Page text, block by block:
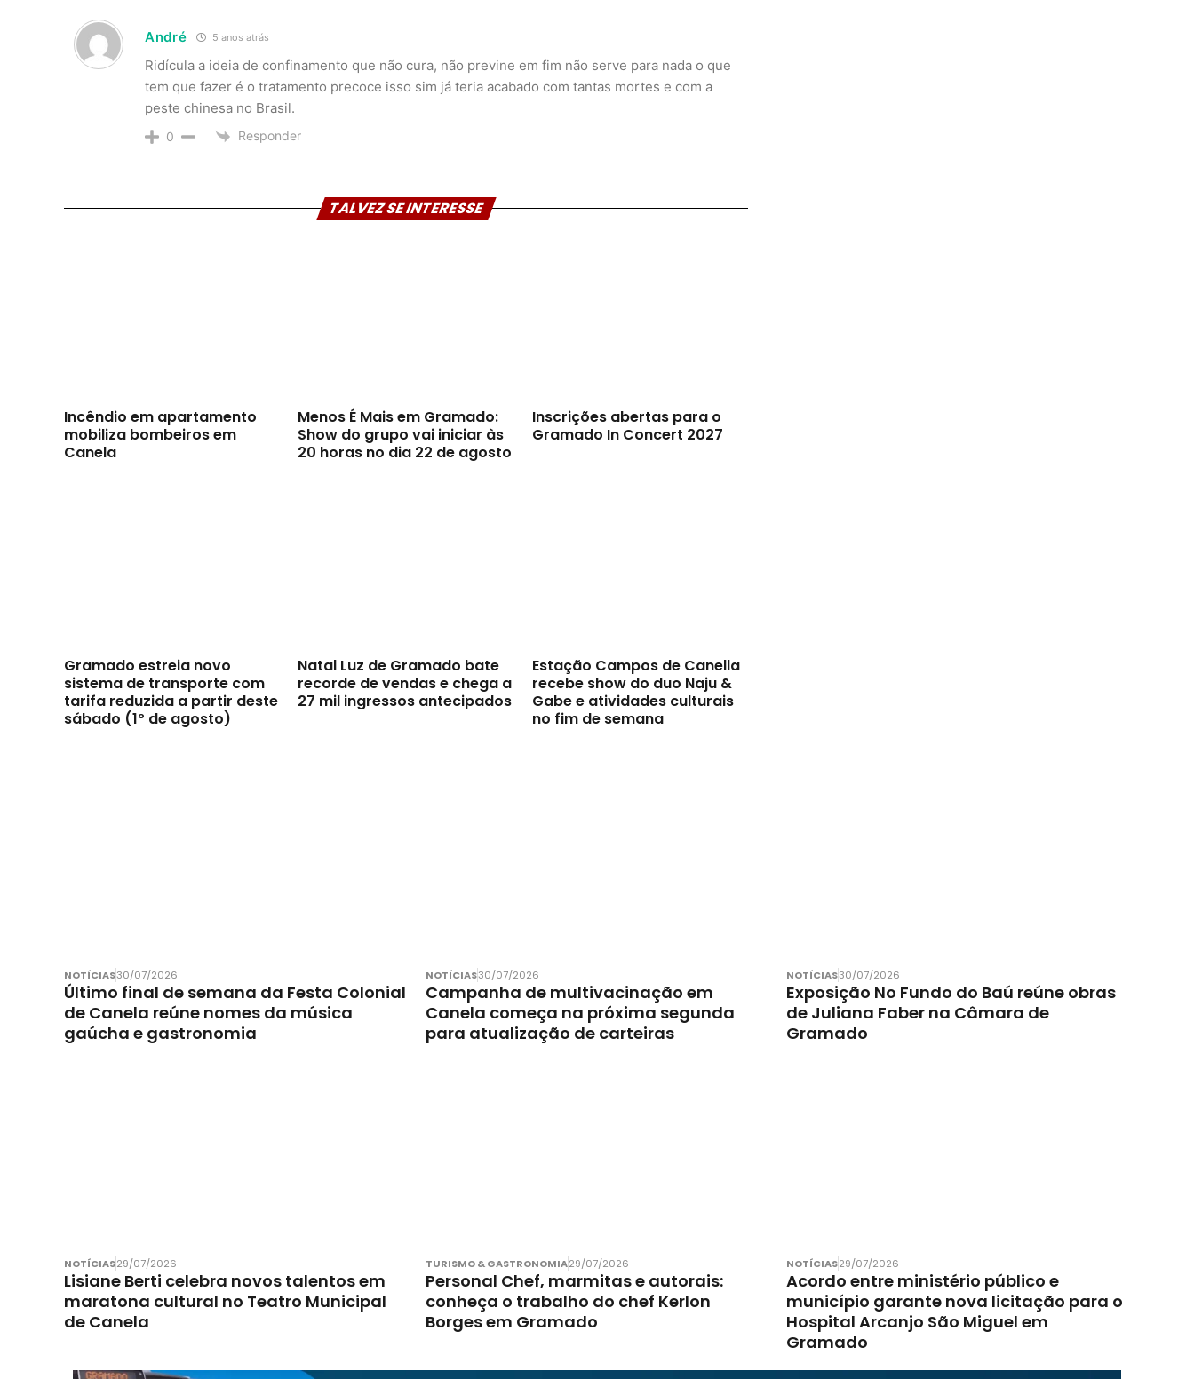
André 5 anos atrás
Ridícula a ideia de confinamento que não cura, não previne em fim não serve para nada o que
tem que fazer é o tratamento precoce isso sim já teria acabado com tantas mortes e com a
peste chinesa no Brasil.
0 Responder
TALVEZ SE INTERESSE
Incêndio em apartamento
mobiliza bombeiros em
Canela
Menos É Mais em Gramado:
Show do grupo vai iniciar às
20 horas no dia 22 de agosto
Inscrições abertas para o
Gramado In Concert 2027
Gramado estreia novo
sistema de transporte com
tarifa reduzida a partir deste
sábado (1º de agosto)
Natal Luz de Gramado bate
recorde de vendas e chega a
27 mil ingressos antecipados
Estação Campos de Canella
recebe show do duo Naju &
Gabe e atividades culturais
no fim de semana
NOTÍCIAS30/07/2026
Último final de semana da Festa Colonial
de Canela reúne nomes da música
gaúcha e gastronomia
NOTÍCIAS30/07/2026
Campanha de multivacinação em
Canela começa na próxima segunda
para atualização de carteiras
NOTÍCIAS30/07/2026
Exposição No Fundo do Baú reúne obras
de Juliana Faber na Câmara de
Gramado
NOTÍCIAS29/07/2026
Lisiane Berti celebra novos talentos em
maratona cultural no Teatro Municipal
de Canela
TURISMO & GASTRONOMIA29/07/2026
Personal Chef, marmitas e autorais:
conheça o trabalho do chef Kerlon
Borges em Gramado
NOTÍCIAS29/07/2026
Acordo entre ministério público e
município garante nova licitação para o
Hospital Arcanjo São Miguel em
Gramado